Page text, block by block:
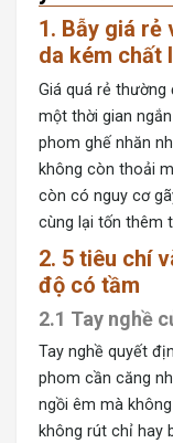
1. Bẫy giá rẻ
da kém chất
Giá quá rẻ thường
một thời gian
phom ghế nhăn
không còn thoải
còn có nguy cơ
cùng lại tốn thêm
2. 5 tiêu chí
độ có tầm
2.1 Tay nghề
Tay nghề quyết
phom cần căng
ngồi êm mà
không rút chỉ hay